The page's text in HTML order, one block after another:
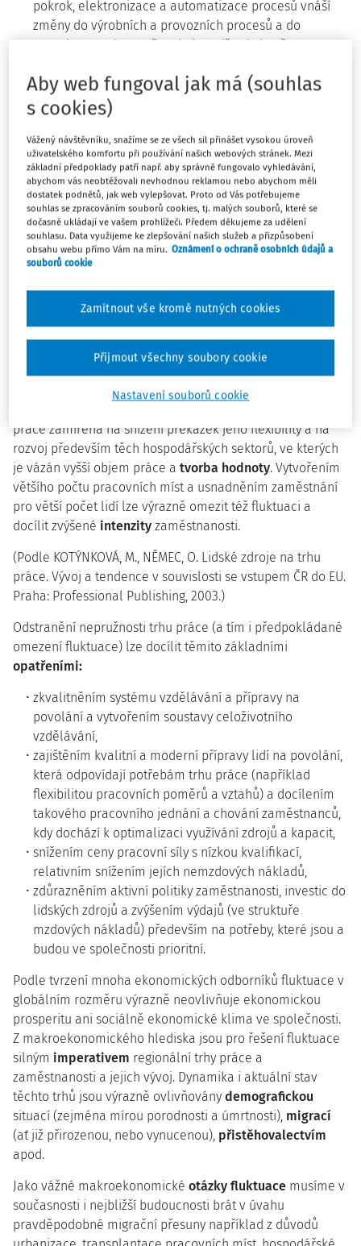
pokrok, elektronizace a automatizace procesů vnáší
změny do výrobních a provozních procesů a do
organizace práce, což vede ke snižování počtu
ve fluktuaci zaměstnanců).
Je nutné vzít v úvahu, že dochází-li při
ekonomickém růstu ke zvýšení nezaměstnanosti (logicky
tedy k očekávanému zmírnění fluktuace), má to nepříznivý
dopad vemzdové oblasti. Ve svém důsledku se jedná o
rozevření mzdové škály a především k reálnému poklesu
nejnižších mezd, to však naráží na vztah mezi nejnižšími
příjmy a sociálními dávkami.
Stejně platí opak. Omezení fluktuace a přechod na vyšší
růstu má za následek rozevření mzdové škály a bývá
doprovázeno snižováním sociálních dávek.
Vhodnými cestami ke strategickému záměru
zvýšení míry potencionálního ekonomického růstu. Je
práce zamířená na snížení překážek jeho flexibility a na
rozvoj především těch hospodářských sektorů, ve kterých
je vázán vyšší objem práce a tvorba hodnoty. Vytvořením
většího počtu pracovních míst a usnadněním zaměstnání
pro větší počet lidí lze výrazně omezit též fluktuaci a
docílit zvýšené intenzity zaměstnanosti.
(Podle KOTÝNKOVÁ, M., NĚMEC, O. Lidské zdroje na trhu
práce. Vývoj a tendence v souvislosti se vstupem ČR do EU.
Praha: Professional Publishing, 2003.)
Odstranění nepružnosti trhu práce (a tím i předpokládané
omezení fluktuace) lze docílit těmito základními
opatřeními:
zkvalitněním systému vzdělávání a přípravy na
povolání a vytvořením soustavy celoživotního
vzdělávání,
zajištěním kvalitní a moderní přípravy lidí na povolání,
která odpovídají potřebám trhu práce (například
flexibilitou pracovních poměrů a vztahů) a docílením
takového pracovního jednání a chování zaměstnanců,
kdy dochází k optimalizaci využívání zdrojů a kapacit,
snížením ceny pracovní síly s nízkou kvalifikací,
relativním snížením jejích nemzdových nákladů,
zdůrazněním aktivní politiky zaměstnanosti, investic do
lidských zdrojů a zvýšením výdajů (ve struktuře
mzdových nákladů) především na potřeby, které jsou a
budou ve společnosti prioritní.
Podle tvrzení mnoha ekonomických odborníků fluktuace v
globálním rozměru výrazně neovlivňuje ekonomickou
prosperitu ani sociálně ekonomické klima ve společnosti.
Z makroekonomického hlediska jsou pro řešení fluktuace
silným imperativem regionální trhy práce a
zaměstnanosti a jejich vývoj. Dynamika i aktuální stav
těchto trhů jsou výrazně ovlivňovány demografickou
situací (zejména mírou porodnosti a úmrtnosti), migrací
(ať již přirozenou, nebo vynucenou), přistěhovalectvím
apod.
Jako vážné makroekonomické otázky fluktuace musíme v
současnosti i nejbližší budoucnosti brát v úvahu
pravděpodobné migrační přesuny například z důvodů
Aby web fungoval jak má (souhlas
s cookies)
Vážený návštěvníku, snažíme se ze všech sil přinášet vysokou úroveň
uživatelského komfortu při používání našich webových stránek. Mezi
základní předpoklady patří např. aby správně fungovalo vyhledávání,
abychom vás neobtěžovali nevhodnou reklamou nebo abychom měli
dostatek podnětů, jak web vylepšovat. Proto od Vás potřebujeme
souhlas se zpracováním souborů cookies, tj. malých souborů, které se
dočasně ukládají ve vašem prohlížeči. Předem děkujeme za udělení
souhlasu. Data využijeme ke zlepšování našich služeb a přizpůsobení
obsahu webu přímo Vám na míru. Oznámení o ochraně osobních údajů a
souborů cookie
Nastavení souborů cookie
Zamítnout vše kromě nutných cookies
Přijmout všechny soubory cookie